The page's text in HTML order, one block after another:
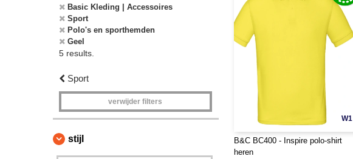
Basic Kleding | Accessoires
Sport
Polo's en sporthemden
Geel
5 results.
Sport
verwijder filters
stijl
W1
B&C BC400 - Inspire polo-shirt
heren